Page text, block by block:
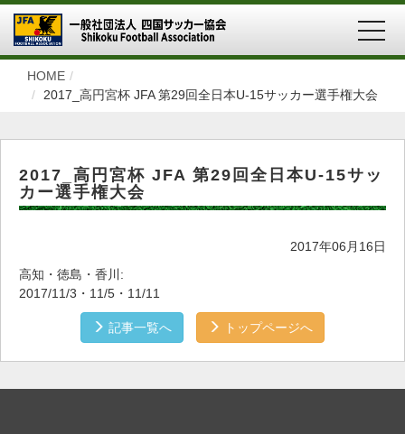
HOME
2017_高円宮杯 JFA 第29回全日本U-15サッカー選手権大会
2017_高円宮杯 JFA 第29回全日本U-15サッ
カー選手権大会
2017年06月16日
高知・徳島・香川:
2017/11/3・11/5・11/11
記事一覧へ トップページへ